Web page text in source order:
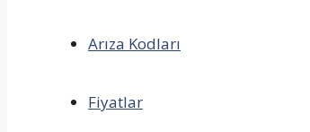
Arıza Kodları
Fiyatlar